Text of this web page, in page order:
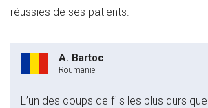
réussies de ses patients.
A. Bartoc
Roumanie
L’un des coups de fils les plus durs